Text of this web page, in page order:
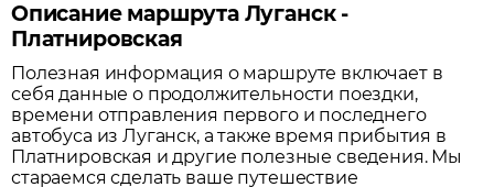
Описание маршрута Луганск -
Платнировская
Полезная информация о маршруте включает в
себя данные о продолжительности поездки,
времени отправления первого и последнего
автобуса изЛуганск, а также время прибытия в
Платнировская и другие полезные сведения. Мы
стараемся сделать ваше путешествие